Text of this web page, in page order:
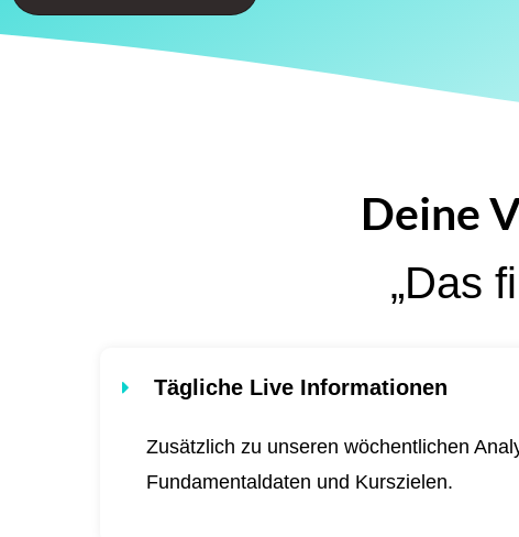
Deine
„Das
Tägliche Live Informationen
Zusätzlich zu unseren wöchentlichen
Fundamentaldaten und Kurszielen.